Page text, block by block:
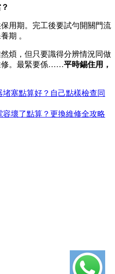
用期。完工後要試勻開關門流
期 。
煩，但只要識得分辨情況同做
修。最緊要係……平時錫住用，
堵塞點算好？自己點樣檢查同
壞了點算？更換維修全攻略